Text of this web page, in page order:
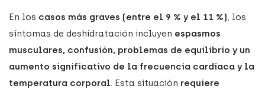
En los casos más graves (entre el 9 % y el 11 %), los
síntomas de deshidratación incluyen espasmos
musculares, confusión, problemas de equilibrio y un
aumento significativo de la frecuencia cardíaca y la
temperatura corporal. Esta situación requiere